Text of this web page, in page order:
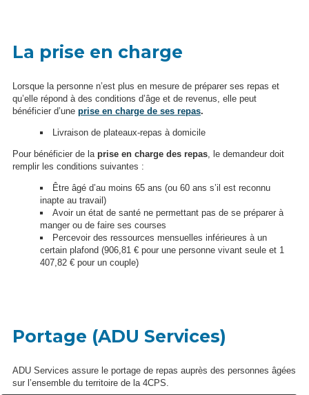
La prise en charge
Lorsque la personne n’est plus en mesure de préparer ses repas et
qu’elle répond à des conditions d’âge et de revenus, elle peut
bénéficier d’une prise en charge de ses repas.
Livraison de plateaux-repas à domicile
Pour bénéficier de la prise en charge des repas, le demandeur doit
remplir les conditions suivantes :
Être âgé d’au moins 65 ans (ou 60 ans s’il est reconnu
inapte au travail)
Avoir un état de santé ne permettant pas de se préparer à
manger ou de faire ses courses
Percevoir des ressources mensuelles inférieures à un
certain plafond (906,81 € pour une personne vivant seule et 1
407,82 € pour un couple)
Portage (ADU Services)
ADU Services assure le portage de repas auprès des personnes âgées
sur l’ensemble du territoire de la 4CPS.